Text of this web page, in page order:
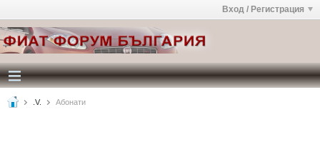
Вход / Регистрация
.V. Абонати